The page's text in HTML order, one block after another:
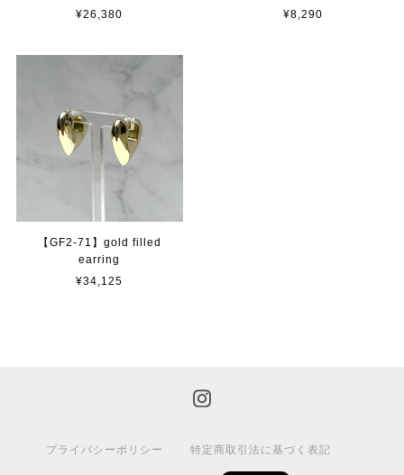
¥26,380
¥8,290
【GF2-71】gold filled
earring
¥34,125
プライバシーポリシー 特定商取引法に基づく表記